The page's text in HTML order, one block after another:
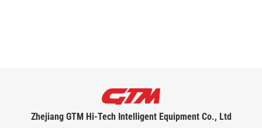
Zhejiang GTM Hi-Tech Intelligent Equipment Co., Ltd